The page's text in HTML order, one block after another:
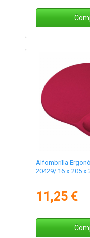
Alfombrilla
20429/ 16 x 205 x
11,25 €